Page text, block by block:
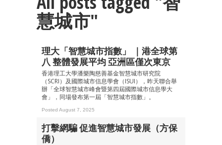
慧城市"
理大「智慧城市指數」 ｜港全球第
八 整體發展平均 亞洲區僅次東京
香港理工大學潘樂陶慈善基金智慧城市研究院
（SCRI）及國際城市信息學會（ISUI），昨天聯合舉
辦「全球智慧城市峰會暨第四屆國際城市信息學大
會」，同場發布第一屆「智慧城市指數」。
Posted August 7, 2025
打擊網騙 促進智慧城市發展（方保
僑）